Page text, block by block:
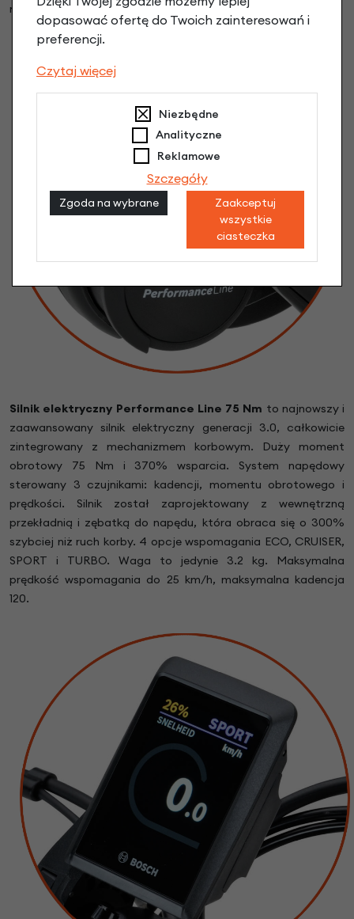
maksymalna dla opcji ECO).
Silnik elektryczny Performance Line 75 Nm to najnowszy i
zaawansowany silnik elektryczny generacji 3.0, całkowicie
zintegrowany z mechanizmem korbowym. Duży moment
obrotowy 75 Nm i 370% wsparcia. System napędowy
sterowany 3 czujnikami: kadencji, momentu obrotowego i
prędkości. Silnik został zaprojektowany z wewnętrzną
przekładnią i zębatką do napędu, która obraca się o 300%
szybciej niż ruch korby. 4 opcje wspomagania ECO, CRUISER,
SPORT i TURBO. Waga to jedynie 3.2 kg. Maksymalna
prędkość wspomagania do 25 km/h, maksymalna kadencja
120.
dopasować ofertę do Twoich zainteresowań i
preferencji.
Czytaj więcej
Niezbędne
Analityczne
Reklamowe
Szczegóły
Zgoda na wybrane
Zaakceptuj
wszystkie
ciasteczka